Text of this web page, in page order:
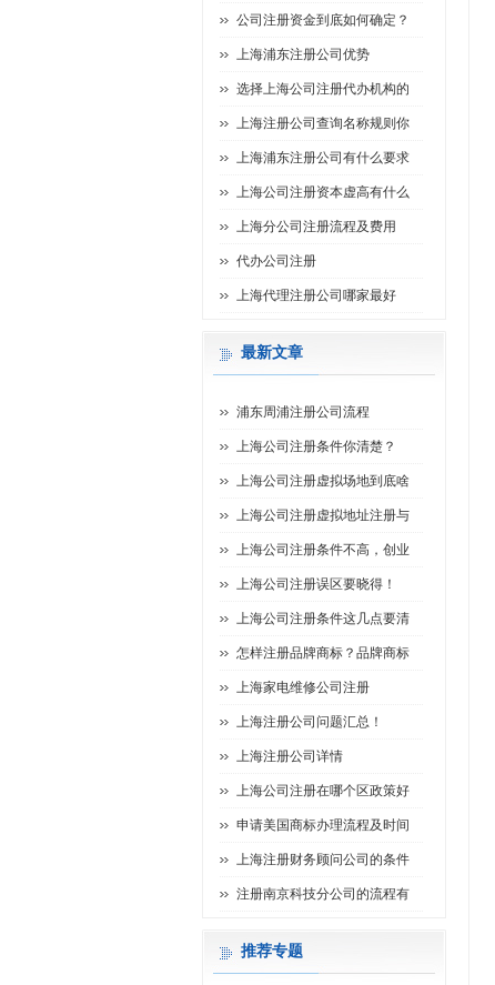
公司注册资金到底如何确定？
上海浦东注册公司优势
选择上海公司注册代办机构的
上海注册公司查询名称规则你
上海浦东注册公司有什么要求
上海公司注册资本虚高有什么
上海分公司注册流程及费用
代办公司注册
上海代理注册公司哪家最好
最新文章
浦东周浦注册公司流程
上海公司注册条件你清楚？
上海公司注册虚拟场地到底啥
上海公司注册虚拟地址注册与
上海公司注册条件不高，创业
上海公司注册误区要晓得！
上海公司注册条件这几点要清
怎样注册品牌商标？品牌商标
上海家电维修公司注册
上海注册公司问题汇总！
上海注册公司详情
上海公司注册在哪个区政策好
申请美国商标办理流程及时间
上海注册财务顾问公司的条件
注册南京科技分公司的流程有
推荐专题